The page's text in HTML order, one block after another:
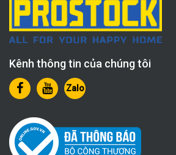
Kênh thông tin của chúng tôi
Zalo